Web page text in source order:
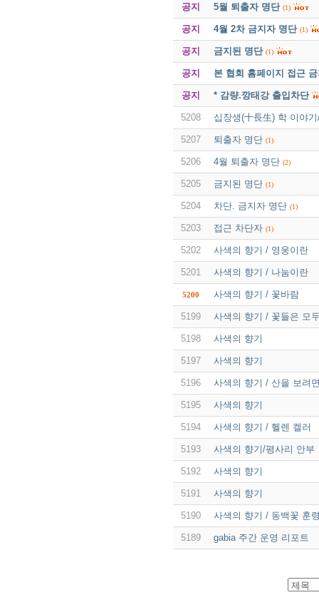
공지 5월 퇴출자 명단 (1)
공지 4월 2차 금지자 명단 (1)
공지 금지된 명단 (1)
공지 본 협회 홈페이지 접근
공지 * 감량.깡태강 출입차단
5208 십장생(十長生) 학 이야
5207 퇴출자 명단 (1)
5206 4월 퇴출자 명단 (2)
5205 금지된 명단 (1)
5204 차단. 금지자 명단 (1)
5203 접근 차단자 (1)
5202 사색의 향기 / 영웅이란
5201 사색의 향기 / 나눔이란
5200 사색의 향기 / 꽃바람
5199 사색의 향기 / 꽃들은 모
5198 사색의 향기
5197 사색의 향기
5196 사색의 향기 / 산을 보려
5195 사색의 향기
5194 사색의 향기 / 헬렌 켈러
5193 사색의 향기/평사리 안부
5192 사색의 향기
5191 사색의 향기
5190 사색의 향기 / 동백꽃 훈
5189 gabia 주간 운영 리포트